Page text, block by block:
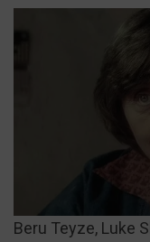
Beru Teyze, Luke